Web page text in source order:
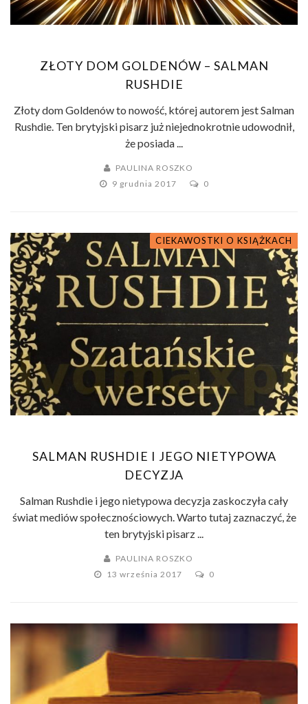
ZŁOTY DOM GOLDENÓW – SALMAN
RUSHDIE
Złoty dom Goldenów to nowość, której autorem jest Salman
Rushdie. Ten brytyjski pisarz już niejednokrotnie udowodnił,
że posiada ...
PAULINA ROSZKO
9 grudnia 2017
0
CIEKAWOSTKI O KSIĄŻKACH
SALMAN RUSHDIE I JEGO NIETYPOWA
DECYZJA
Salman Rushdie i jego nietypowa decyzja zaskoczyła cały
świat mediów społecznościowych. Warto tutaj zaznaczyć, że
ten brytyjski pisarz ...
PAULINA ROSZKO
13 września 2017
0